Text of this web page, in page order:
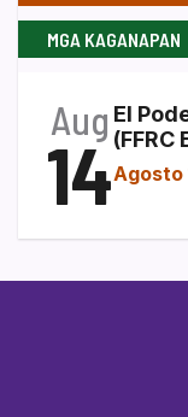
MGA KAGANAPAN
Aug
14
El
(FFRC
Agosto